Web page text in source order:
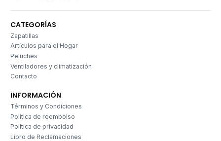
CATEGORÍAS
Zapatillas
Artículos para el Hogar
Peluches
Ventiladores y climatización
Contacto
INFORMACIÓN
Términos y Condiciones
Politica de reembolso
Política de privacidad
Libro de Reclamaciones